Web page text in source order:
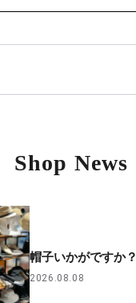
Shop News
帽子いかがですか？
2026.08.08